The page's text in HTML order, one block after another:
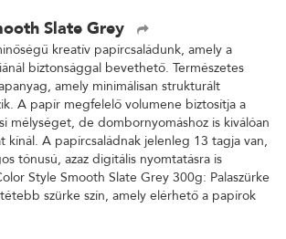
Slate Grey
kreatív papírcsaládunk, amely a
biztonsággal bevethető. Természetes
amely minimálisan strukturált
A papír megfelelő volumene biztosítja a
mélységet, de dombornyomáshoz is kiválóan
kínál. A papírcsaládnak jelenleg 13 tagja van,
tónusú, azaz digitális nyomtatásra is
Style Smooth Slate Grey 300g: Palaszürke
szürke szín, amely elérhető a papírok